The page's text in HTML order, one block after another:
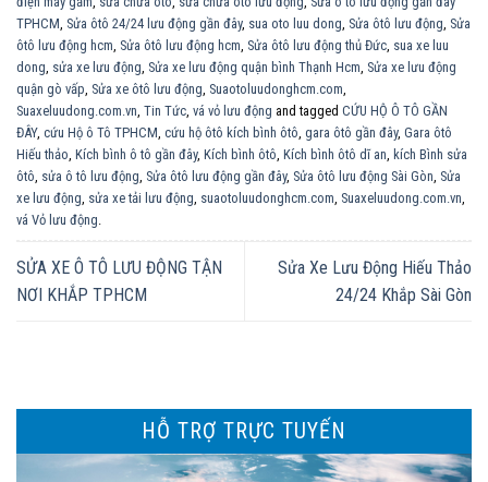
TPHCM Sửa ôtô 24/24 lưu động gần đây, sua oto luu dong Sửa ôtô lưu động Sửa
ôtô lưu động hcm Sửa ôtô lưu động hcm Sửa ôtô lưu động thủ Đức sua xe luu
dong sửa xe lưu động Sửa xe lưu động quận bình Thạnh Hcm Sửa xe lưu động
quận gò vấp Sửa xe ôtô lưu động Suaotoluudonghcm.com
Suaxeluudong.com.vn Tin Tức vá vỏ lưu động and tagged CỨU HỘ Ô TÔ GẦN
ĐÂY, cứu Hộ ô Tô TPHCM cứu hộ ôtô kích bình ôtô gara ôtô gần đây, Gara ôtô
Hiếu thảo Kích bình ô tô gần đây, Kích bình ôtô Kích bình ôtô dĩ an kích Bình sửa
ôtô sửa ô tô lưu động Sửa ôtô lưu động gần đây, Sửa ôtô lưu động Sài Gòn Sửa
xe lưu động sửa xe tải lưu động suaotoluudonghcm.com Suaxeluudong.com.vn
vá Vỏ lưu động
SỬA XE Ô TÔ LƯU ĐỘNG TẬN
NƠI KHẮP TPHCM
Sửa Xe Lưu Động Hiếu Thảo
24/24 Khắp Sài Gòn
HỖ TRỢ TRỰC TUYẾN